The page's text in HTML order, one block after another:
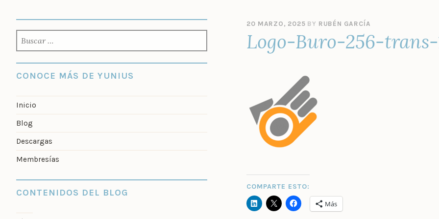
20 MARZO, 2025 BY RUBÉN GARCÍA
Logo-Buro-256-trans-
COMPARTE ESTO:
Más
CONOCE MÁS DE YUNIUS
Inicio
Blog
Descargas
Membresías
CONTENIDOS DEL BLOG